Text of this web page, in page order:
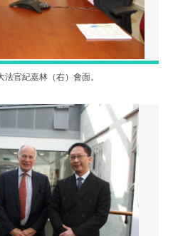
官紀嘉林（右）會面。